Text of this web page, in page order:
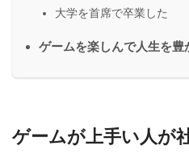
大学を首席で卒業した
ゲームを楽しんで人生を豊
ゲームが上手い人が